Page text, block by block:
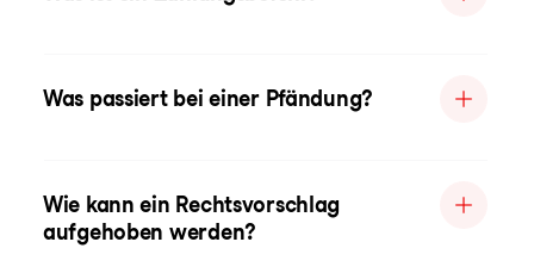
Was passiert bei einer Pfändung?
Wie kann ein Rechtsvorschlag
aufgehoben werden?